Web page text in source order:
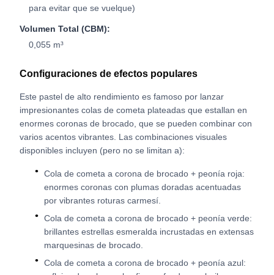
para evitar que se vuelque)
Volumen Total (CBM):
0,055 m³
Configuraciones de efectos populares
Este pastel de alto rendimiento es famoso por lanzar
impresionantes colas de cometa plateadas que estallan en
enormes coronas de brocado, que se pueden combinar con
varios acentos vibrantes. Las combinaciones visuales
disponibles incluyen (pero no se limitan a):
Cola de cometa a corona de brocado + peonía roja:
enormes coronas con plumas doradas acentuadas
por vibrantes roturas carmesí.
Cola de cometa a corona de brocado + peonía verde:
brillantes estrellas esmeralda incrustadas en extensas
marquesinas de brocado.
Cola de cometa a corona de brocado + peonía azul: